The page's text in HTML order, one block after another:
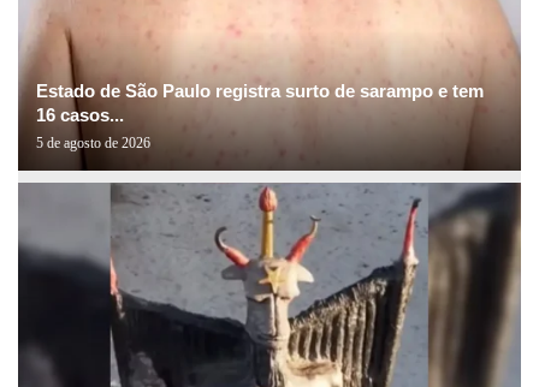
Estado de São Paulo registra surto de sarampo e tem
16 casos...
5 de agosto de 2026